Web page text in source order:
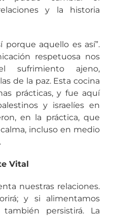
y la historia
porque aquello es así”.
respetuosa nos
sufrimiento ajeno,
de la paz. Esta cocina
prácticas, y fue aquí
y israelíes en
en la práctica, que
incluso en medio
Vital
nuestras relaciones.
y si alimentamos
persistirá. La